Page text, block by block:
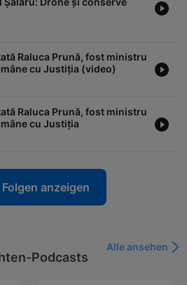
Raluca Prună, fost ministru
cu Justiția (video)
Raluca Prună, fost ministru
cu Justiția
anzeigen
Podcasts
Alle ansehen